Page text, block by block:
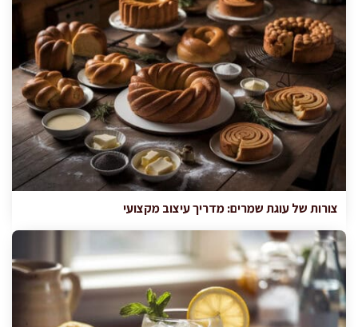
צורות של עוגת שמרים: מדריך עיצוב מקצועי